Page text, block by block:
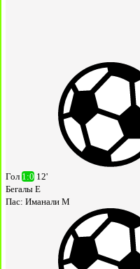
Гол 1:0 12'
Бегалы Е
Пас: Иманали М